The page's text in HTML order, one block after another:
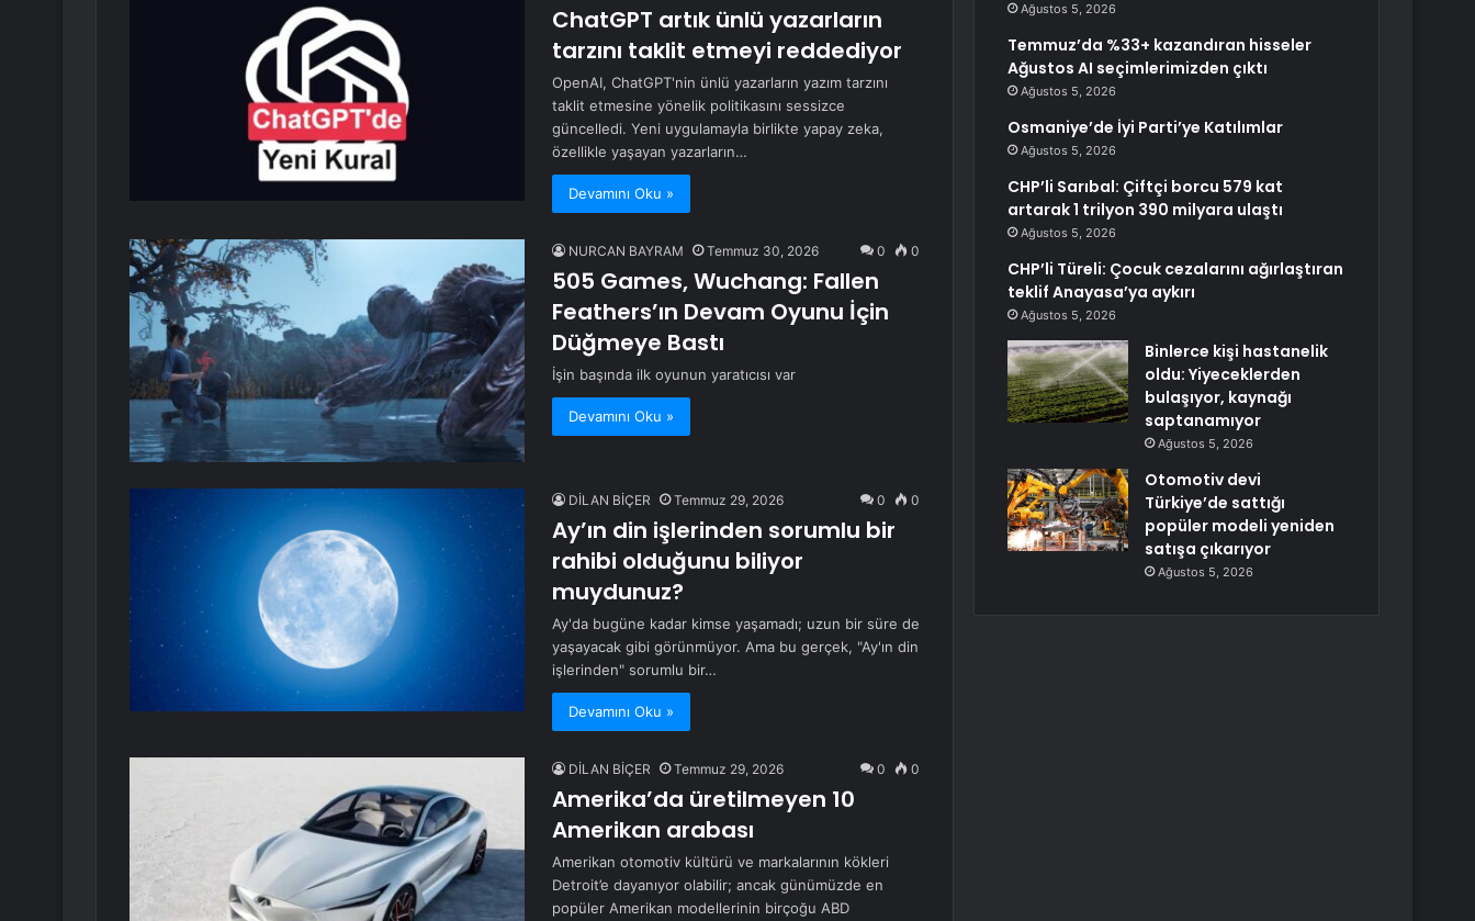
ChatGPT artık ünlü yazarların
tarzını taklit etmeyi reddediyor
OpenAI, ChatGPT'nin ünlü yazarların yazım tarzını
taklit etmesine yönelik politikasını sessizce
güncelledi. Yeni uygulamayla birlikte yapay zeka,
özellikle yaşayan yazarların…
Devamını Oku »
NURCAN BAYRAM Temmuz 30, 2026 0 0
505 Games, Wuchang: Fallen
Feathers’ın Devam Oyunu İçin
Düğmeye Bastı
İşin başında ilk oyunun yaratıcısı var
Devamını Oku »
DİLAN BİÇER Temmuz 29, 2026 0 0
Ay’ın din işlerinden sorumlu bir
rahibi olduğunu biliyor
muydunuz?
Ay'da bugüne kadar kimse yaşamadı; uzun bir süre de
yaşayacak gibi görünmüyor. Ama bu gerçek, "Ay'ın din
işlerinden" sorumlu bir…
Devamını Oku »
DİLAN BİÇER Temmuz 29, 2026 0 0
Amerika’da üretilmeyen 10
Amerikan arabası
Amerikan otomotiv kültürü ve markalarının kökleri
Detroit’e dayanıyor olabilir; ancak günümüzde en
popüler Amerikan modellerinin birçoğu ABD
Ağustos 5, 2026
Temmuz’da %33+ kazandıran hisseler
Ağustos AI seçimlerimizden çıktı
Ağustos 5, 2026
Osmaniye’de İyi Parti’ye Katılımlar
Ağustos 5, 2026
CHP’li Sarıbal: Çiftçi borcu 579 kat
artarak 1 trilyon 390 milyara ulaştı
Ağustos 5, 2026
CHP’li Türeli: Çocuk cezalarını ağırlaştıran
teklif Anayasa’ya aykırı
Ağustos 5, 2026
Binlerce kişi hastanelik
oldu: Yiyeceklerden
bulaşıyor, kaynağı
saptanamıyor
Ağustos 5, 2026
Otomotiv devi
Türkiye’de sattığı
popüler modeli yeniden
satışa çıkarıyor
Ağustos 5, 2026